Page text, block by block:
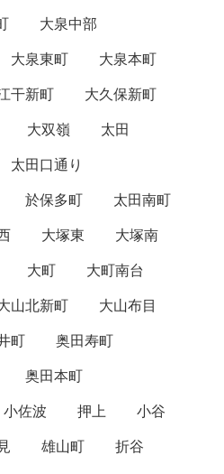
大泉中部
大泉東町
大泉本町
干新町
大久保新町
大双嶺
太田
太田口通り
於保多町
太田南町
大塚東
大塚南
大町
大町南台
山北新町
大山布目
町
奥田寿町
奥田本町
小佐波 押上
小谷
雄山町
折谷